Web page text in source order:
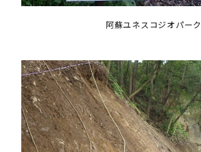
阿蘇ユネスコジオパーク